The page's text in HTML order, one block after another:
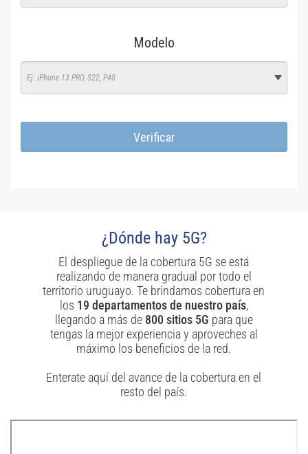
¿Dónde hay 5G?
El despliegue de la cobertura 5G se está
realizando de manera gradual por todo el
territorio uruguayo. Te brindamos cobertura en
los 19 departamentos de nuestro país,
llegando a más de 800 sitios 5G para que
tengas la mejor experiencia y aproveches al
máximo los beneficios de la red.
Enterate aquí del avance de la cobertura en el
resto del país.